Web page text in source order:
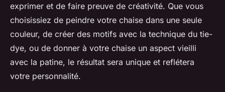
exprimer et de faire preuve de créativité. Que vous
choisissiez de peindre votre chaise dans une seule
couleur, de créer des motifs avec la technique du tie-
dye, ou de donner à votre chaise un aspect vieilli
avec la patine, le résultat sera unique et reflétera
votre personnalité.